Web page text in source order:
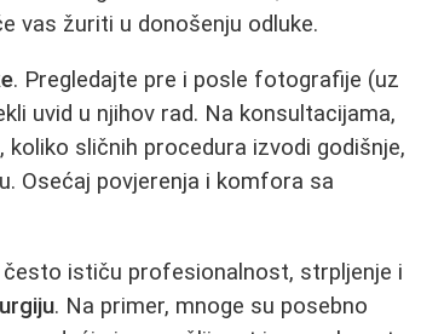
vas žuriti u donošenju odluke.
. Pregledajte pre i posle fotografije (uz
uvid u njihov rad. Na konsultacijama,
sličnih procedura izvodi godišnje,
Osećaj povjerenja i komfora sa
ističu profesionalnost, strpljenje i
. Na primer, mnoge su posebno